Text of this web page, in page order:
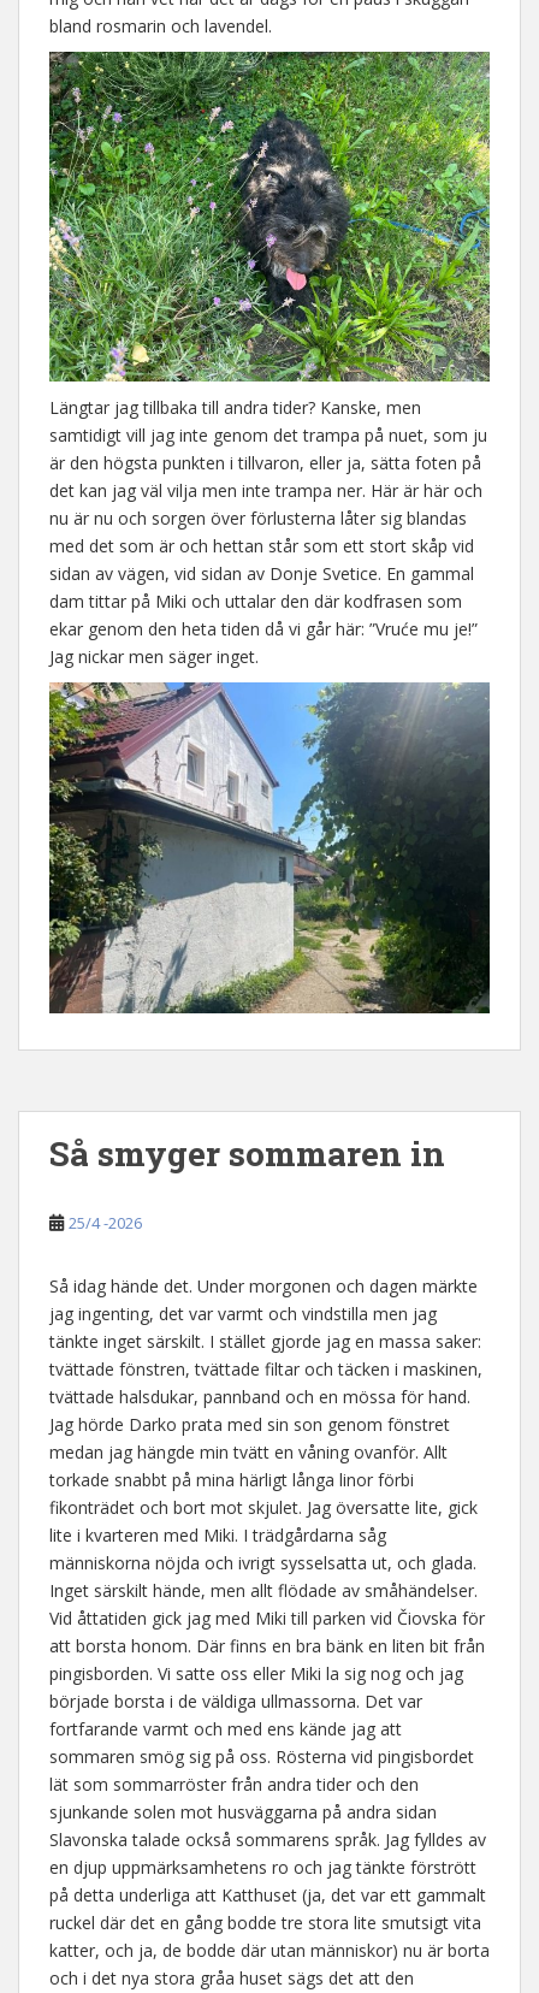
bland rosmarin och lavendel.
Längtar jag tillbaka till andra tider? Kanske, men
samtidigt vill jag inte genom det trampa på nuet, som ju
är den högsta punkten i tillvaron, eller ja, sätta foten på
det kan jag väl vilja men inte trampa ner. Här är här och
nu är nu och sorgen över förlusterna låter sig blandas
med det som är och hettan står som ett stort skåp vid
sidan av vägen, vid sidan av Donje Svetice. En gammal
dam tittar på Miki och uttalar den där kodfrasen som
ekar genom den heta tiden då vi går här: ”Vruće mu je!”
Jag nickar men säger inget.
Så smyger sommaren in
25/4 -2026
Så idag hände det. Under morgonen och dagen märkte
jag ingenting, det var varmt och vindstilla men jag
tänkte inget särskilt. I stället gjorde jag en massa saker:
tvättade fönstren, tvättade filtar och täcken i maskinen,
tvättade halsdukar, pannband och en mössa för hand.
Jag hörde Darko prata med sin son genom fönstret
medan jag hängde min tvätt en våning ovanför. Allt
torkade snabbt på mina härligt långa linor förbi
fikonträdet och bort mot skjulet. Jag översatte lite, gick
lite i kvarteren med Miki. I trädgårdarna såg
människorna nöjda och ivrigt sysselsatta ut, och glada.
Inget särskilt hände, men allt flödade av småhändelser.
Vid åttatiden gick jag med Miki till parken vid Čiovska för
att borsta honom. Där finns en bra bänk en liten bit från
pingisborden. Vi satte oss eller Miki la sig nog och jag
började borsta i de väldiga ullmassorna. Det var
fortfarande varmt och med ens kände jag att
sommaren smög sig på oss. Rösterna vid pingisbordet
lät som sommarröster från andra tider och den
sjunkande solen mot husväggarna på andra sidan
Slavonska talade också sommarens språk. Jag fylldes av
en djup uppmärksamhetens ro och jag tänkte förstrött
på detta underliga att Katthuset (ja, det var ett gammalt
ruckel där det en gång bodde tre stora lite smutsigt vita
katter, och ja, de bodde där utan människor) nu är borta
och i det nya stora gråa huset sägs det att den